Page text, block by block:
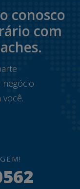
conosco
com